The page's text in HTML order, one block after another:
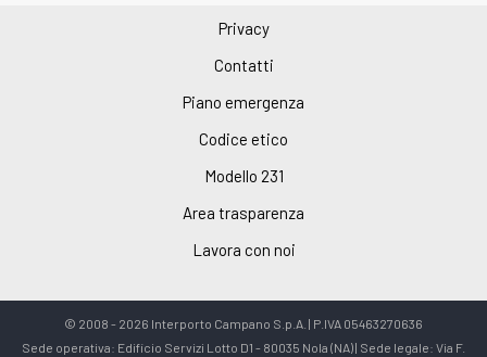
Privacy
Contatti
Piano emergenza
Codice etico
Modello 231
Area trasparenza
Lavora con noi
© 2008 - 2026 Interporto Campano S.p.A. | P.IVA 05463270636
Sede operativa: Edificio Servizi Lotto D1 - 80035 Nola (NA) | Sede legale: Via F.